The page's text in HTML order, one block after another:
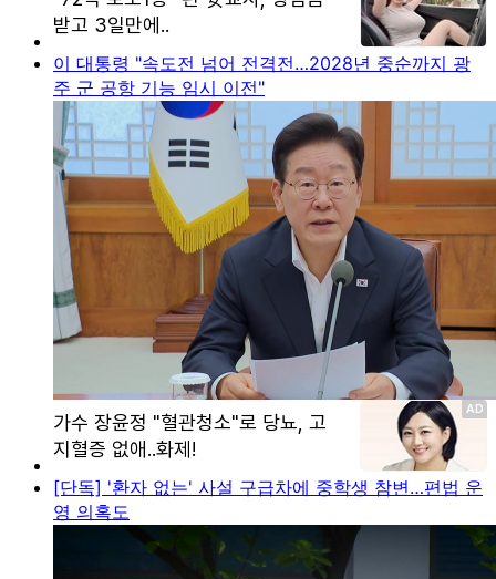
이 대통령 "속도전 넘어 전격전…2028년 중순까지 광
주 군 공항 기능 임시 이전"
[단독] '환자 없는' 사설 구급차에 중학생 참변…편법 운
영 의혹도